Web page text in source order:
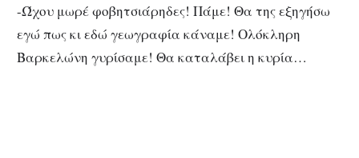
-Ώχου μωρέ φοβητσιάρηδες! Πάμε! Θα της εξηγήσω
εγώ πως κι εδώ γεωγραφία κάναμε! Ολόκληρη
Βαρκελώνη γυρίσαμε! Θα καταλάβει η κυρία…